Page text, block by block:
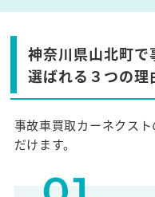
神奈川県山北町
選ばれる３つの理
事故車買取カーネクス
だけます。